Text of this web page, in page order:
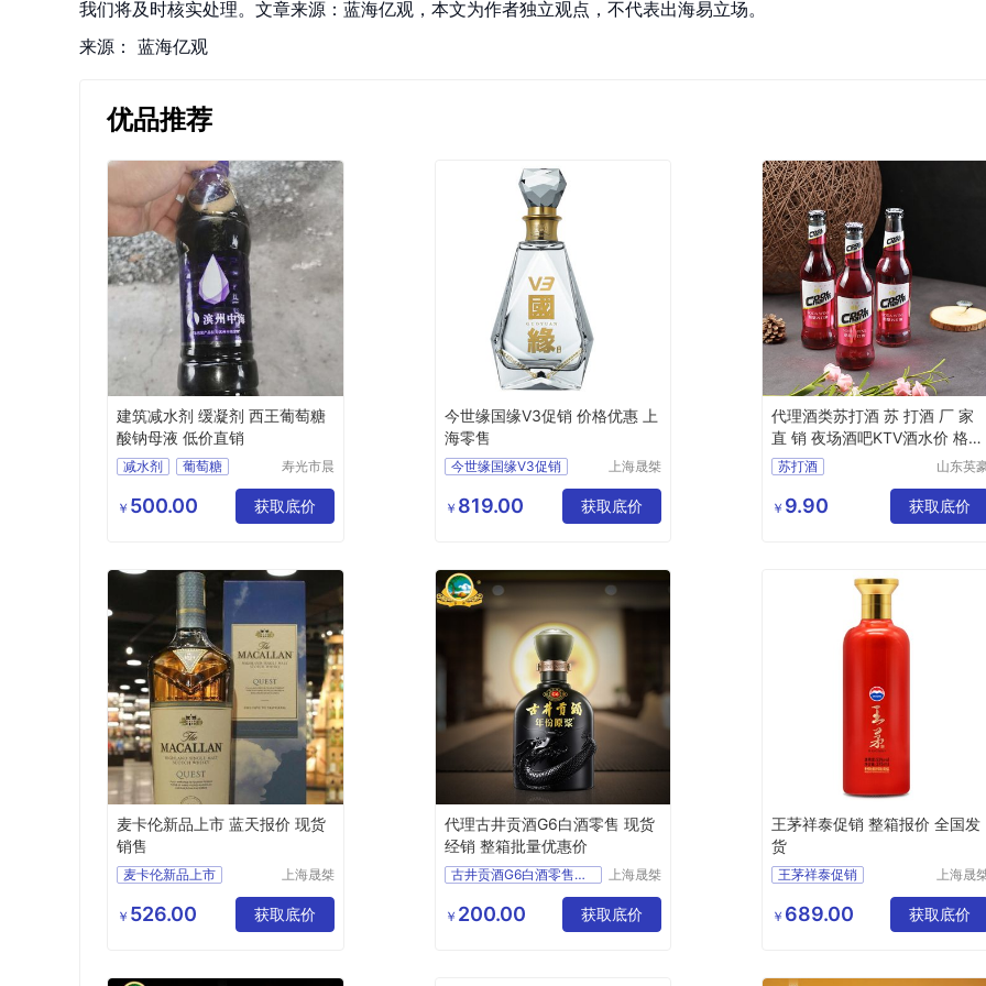
我们将及时核实处理。文章来源：蓝海亿观，本文为作者独立观点，不代表出海易立场。
来源： 蓝海亿观
优品推荐
建筑减水剂 缓凝剂 西王葡萄糖
酸钠母液 低价直销
减水剂 葡萄糖
寿光市晨
限公司
￥ 500.00 获取底价
今世缘国缘V3促销 价格优惠 上
海零售
今世缘国缘V3促销
上海零售
供应
食品生鲜
上海晟桀
公司
￥ 819.00 获取底价
代理酒类苏打酒 苏 打酒 厂 家
直 销 夜场酒吧KTV酒水价 格优
惠苏打酒
山东英
公司
￥ 9.90 获取底价
麦卡伦新品上市 蓝天报价 现货
销售
麦卡伦新品上市
现货销售
供应
食品生鲜
上海晟桀
公司
￥ 526.00 获取底价
代理古井贡酒G6白酒零售 现货
经销 整箱批量优惠价
古井贡酒G6白酒零售价格优惠上海经销商
酒类
白酒
上海晟桀
公司
￥ 200.00 获取底价
王茅祥泰促销 整箱报价 全国发
货
王茅祥泰促销
全国发货
供应
食品生鲜
上海晟
公司
￥ 689.00 获取底价